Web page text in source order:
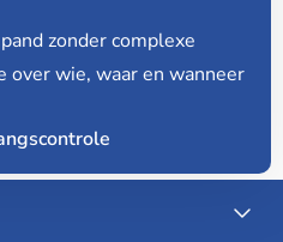
zonder complexe
over wie, waar en wanneer